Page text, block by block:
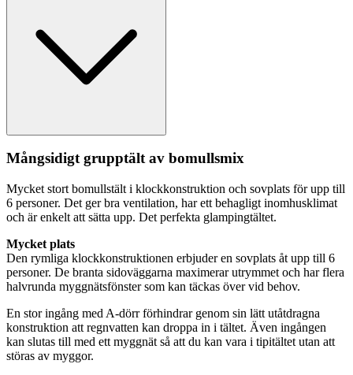
Mångsidigt grupptält av bomullsmix
Mycket stort bomullstält i klockkonstruktion och sovplats för upp till
6 personer. Det ger bra ventilation, har ett behagligt inomhusklimat
och är enkelt att sätta upp. Det perfekta glampingtältet.
Mycket plats
Den rymliga klockkonstruktionen erbjuder en sovplats åt upp till 6
personer. De branta sidoväggarna maximerar utrymmet och har flera
halvrunda myggnätsfönster som kan täckas över vid behov.
En stor ingång med A-dörr förhindrar genom sin lätt utåtdragna
konstruktion att regnvatten kan droppa in i tältet. Även ingången
kan slutas till med ett myggnät så att du kan vara i tipitältet utan att
störas av myggor.